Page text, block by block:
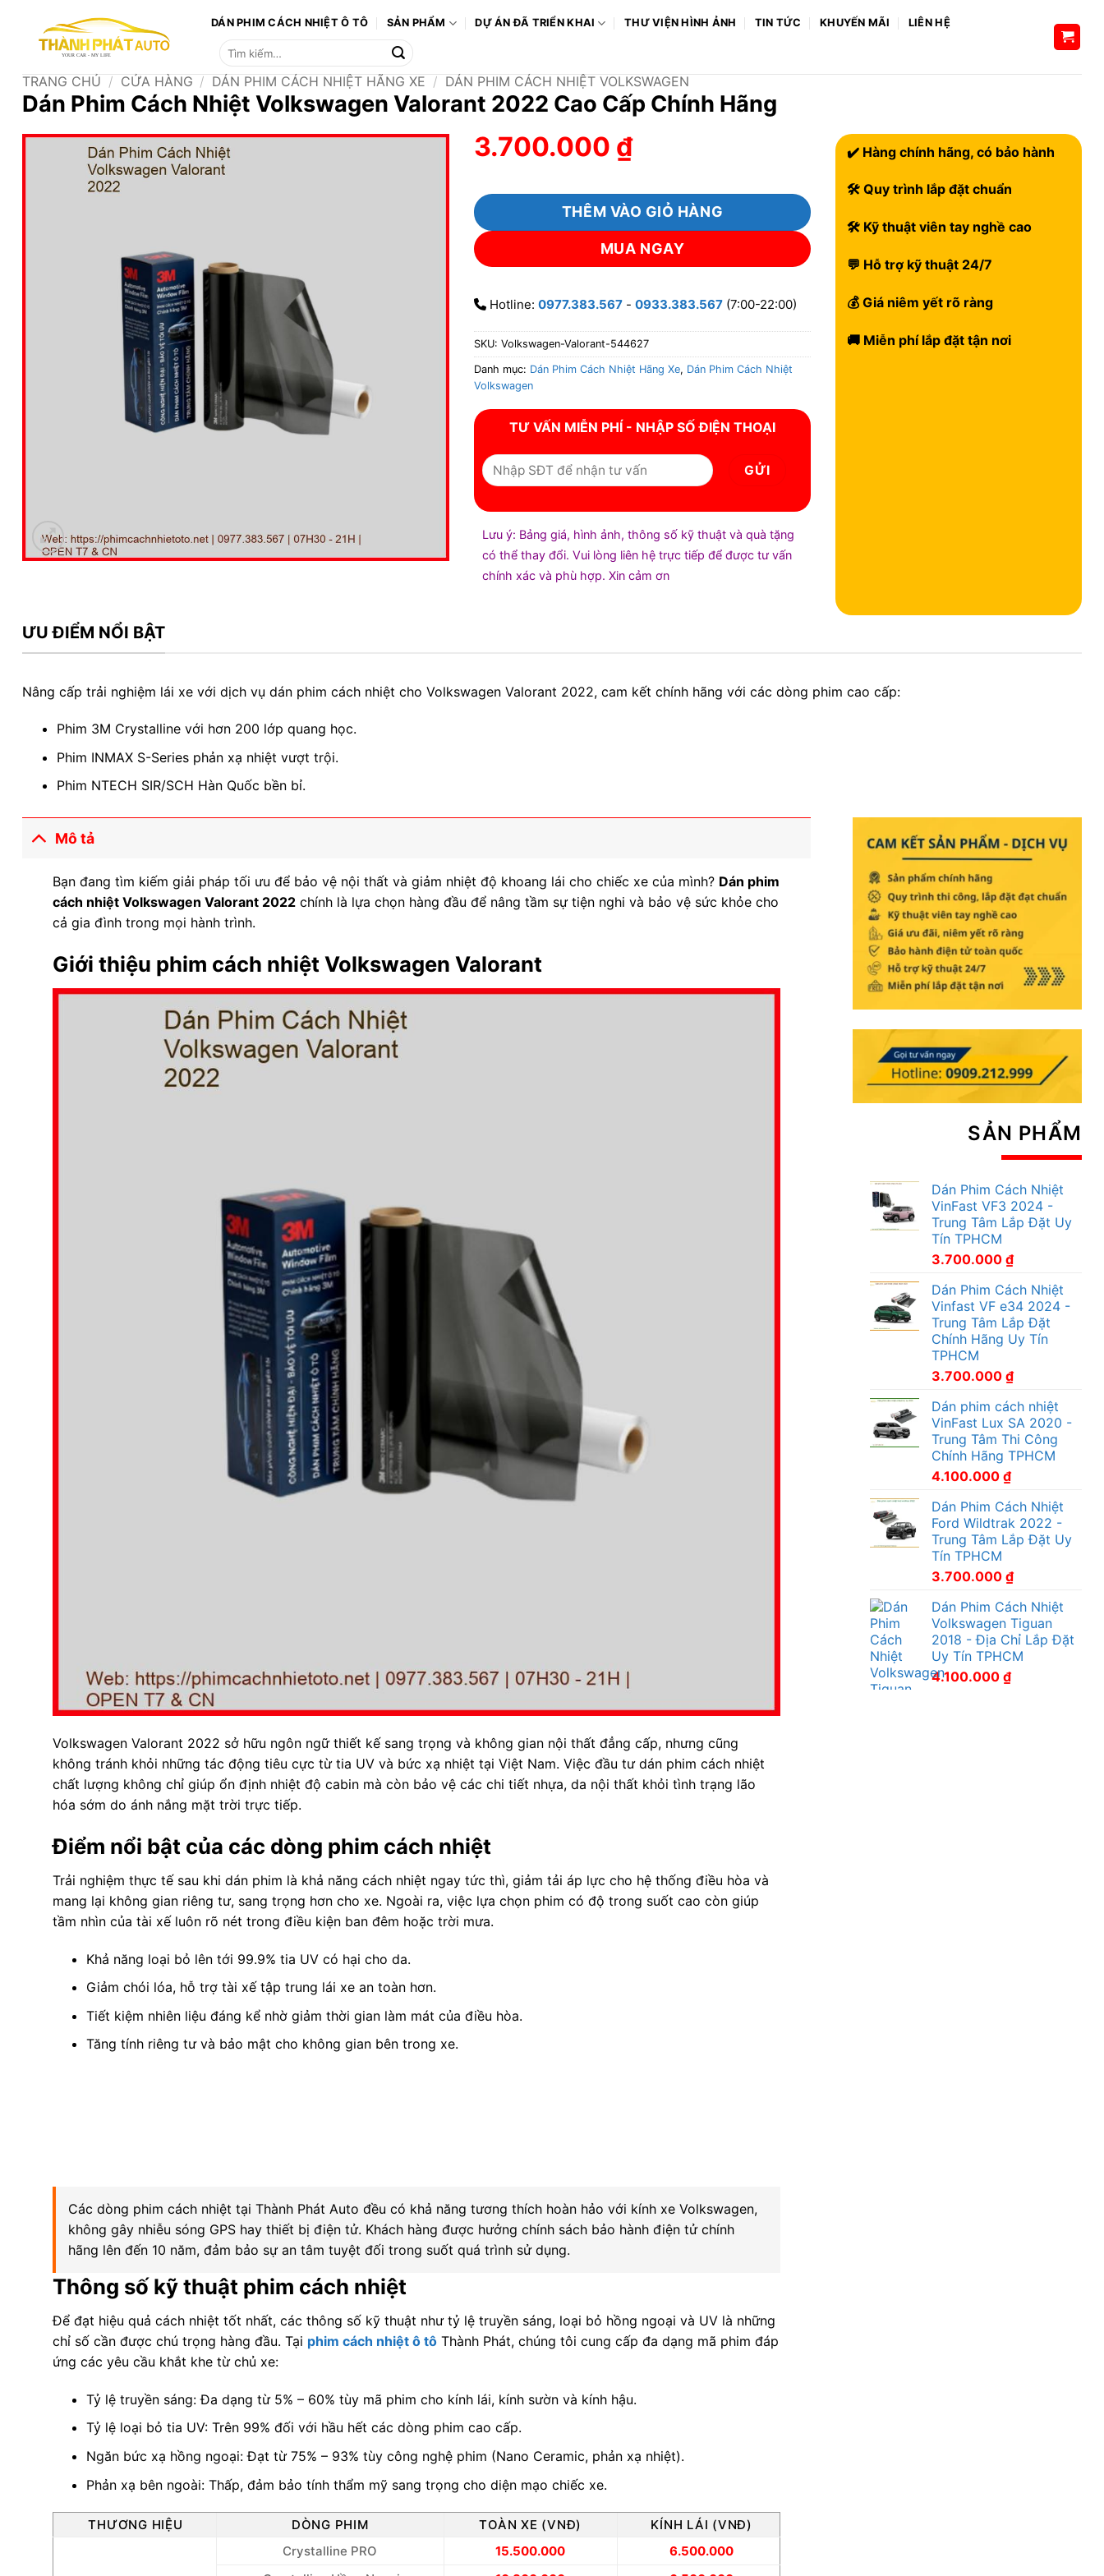
dung
DÁN PHIM CÁCH NHIỆT Ô TÔ SẢN PHẨM DỰ ÁN ĐÃ TRIỂN KHAI THƯ VIỆN HÌNH ẢNH TIN TỨC KHUYẾN MÃI
LIÊN HỆ
Tìm
TRANG CHỦ / CỬA HÀNG / DÁN PHIM CÁCH NHIỆT HÃNG XE / DÁN PHIM CÁCH NHIỆT VOLKSWAGEN
Dán Phim Cách Nhiệt Volkswagen Valorant 2022 Cao Cấp Chính Hãng
3.700.000 ₫
THÊM VÀO GIỎ HÀNG
MUA NGAY
Hotline: 0977.383.567 - 0933.383.567 (7:00-22:00)
SKU: Volkswagen-Valorant-544627
Danh mục: Dán Phim Cách Nhiệt Hãng Xe, Dán Phim Cách Nhiệt
Volkswagen
TƯ VẤN MIỄN PHÍ - NHẬP SỐ ĐIỆN THOẠI
Lưu ý: Bảng giá, hình ảnh, thông số kỹ thuật và quà tặng
có thể thay đổi. Vui lòng liên hệ trực tiếp để được tư vấn
chính xác và phù hợp. Xin cảm ơn
✔️ Hàng chính hãng, có bảo hành
🛠 Quy trình lắp đặt chuẩn
🛠 Kỹ thuật viên tay nghề cao
💬 Hỗ trợ kỹ thuật 24/7
💰 Giá niêm yết rõ ràng
🚚 Miễn phí lắp đặt tận nơi
ƯU ĐIỂM NỔI BẬT
Nâng cấp trải nghiệm lái xe với dịch vụ dán phim cách nhiệt cho Volkswagen Valorant 2022, cam kết chính hãng với các dòng phim cao cấp:
Phim 3M Crystalline với hơn 200 lớp quang học.
Phim INMAX S-Series phản xạ nhiệt vượt trội.
Phim NTECH SIR/SCH Hàn Quốc bền bỉ.
Mô tả
Bạn đang tìm kiếm giải pháp tối ưu để bảo vệ nội thất và giảm nhiệt độ khoang lái cho chiếc xe của mình? Dán phim
cách nhiệt Volkswagen Valorant 2022chính là lựa chọn hàng đầu để nâng tầm sự tiện nghi và bảo vệ sức khỏe cho
cả gia đình trong mọi hành trình.
Giới thiệu phim cách nhiệt Volkswagen Valorant
Volkswagen Valorant 2022 sở hữu ngôn ngữ thiết kế sang trọng và không gian nội thất đẳng cấp, nhưng cũng
không tránh khỏi những tác động tiêu cực từ tia UV và bức xạ nhiệt tại Việt Nam. Việc đầu tư dán phim cách nhiệt
chất lượng không chỉ giúp ổn định nhiệt độ cabin mà còn bảo vệ các chi tiết nhựa, da nội thất khỏi tình trạng lão
hóa sớm do ánh nắng mặt trời trực tiếp.
Điểm nổi bật của các dòng phim cách nhiệt
Trải nghiệm thực tế sau khi dán phim là khả năng cách nhiệt ngay tức thì, giảm tải áp lực cho hệ thống điều hòa và
mang lại không gian riêng tư, sang trọng hơn cho xe. Ngoài ra, việc lựa chọn phim có độ trong suốt cao còn giúp
tầm nhìn của tài xế luôn rõ nét trong điều kiện ban đêm hoặc trời mưa.
Khả năng loại bỏ lên tới 99.9% tia UV có hại cho da.
Giảm chói lóa, hỗ trợ tài xế tập trung lái xe an toàn hơn.
Tiết kiệm nhiên liệu đáng kể nhờ giảm thời gian làm mát của điều hòa.
Tăng tính riêng tư và bảo mật cho không gian bên trong xe.
Các dòng phim cách nhiệt tại Thành Phát Auto đều có khả năng tương thích hoàn hảo với kính xe Volkswagen,
không gây nhiễu sóng GPS hay thiết bị điện tử. Khách hàng được hưởng chính sách bảo hành điện tử chính
hãng lên đến 10 năm, đảm bảo sự an tâm tuyệt đối trong suốt quá trình sử dụng.
Thông số kỹ thuật phim cách nhiệt
Để đạt hiệu quả cách nhiệt tốt nhất, các thông số kỹ thuật như tỷ lệ truyền sáng, loại bỏ hồng ngoại và UV là những
chỉ số cần được chú trọng hàng đầu. Tại phim cách nhiệt ô tôThành Phát, chúng tôi cung cấp đa dạng mã phim đáp
ứng các yêu cầu khắt khe từ chủ xe:
Tỷ lệ truyền sáng: Đa dạng từ 5% – 60% tùy mã phim cho kính lái, kính sườn và kính hậu.
Tỷ lệ loại bỏ tia UV: Trên 99% đối với hầu hết các dòng phim cao cấp.
Ngăn bức xạ hồng ngoại: Đạt từ 75% – 93% tùy công nghệ phim (Nano Ceramic, phản xạ nhiệt).
Phản xạ bên ngoài: Thấp, đảm bảo tính thẩm mỹ sang trọng cho diện mạo chiếc xe.
THƯƠNG HIỆU DÒNG PHIM TOÀN XE (VNĐ) KÍNH LÁI (VNĐ)
Crystalline PRO 15.500.000
6.500.000
SẢN PHẨM
Dán Phim Cách Nhiệt
VinFast VF3 2024 -
Trung Tâm Lắp Đặt Uy
Tín TPHCM
3.700.000 ₫
Dán Phim Cách Nhiệt
Vinfast VF e34 2024 -
Trung Tâm Lắp Đặt
Chính Hãng Uy Tín
TPHCM
3.700.000 ₫
Dán phim cách nhiệt
VinFast Lux SA 2020 -
Trung Tâm Thi Công
Chính Hãng TPHCM
4.100.000 ₫
Dán Phim Cách Nhiệt
Ford Wildtrak 2022 -
Trung Tâm Lắp Đặt Uy
Tín TPHCM
3.700.000 ₫
Dán Phim Cách Nhiệt
Volkswagen Tiguan
2018 - Địa Chỉ Lắp Đặt
Uy Tín TPHCM
4.100.000 ₫